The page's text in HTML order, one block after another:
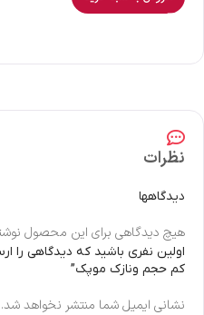
نظرات
دیدگاهها
هیچ دیدگاهی برای این محصول
اولین نفری باشید که دیدگاهی را
کم حجم ونازک موپک”
نشانی ایمیل شما منتشر نخواهد شد.